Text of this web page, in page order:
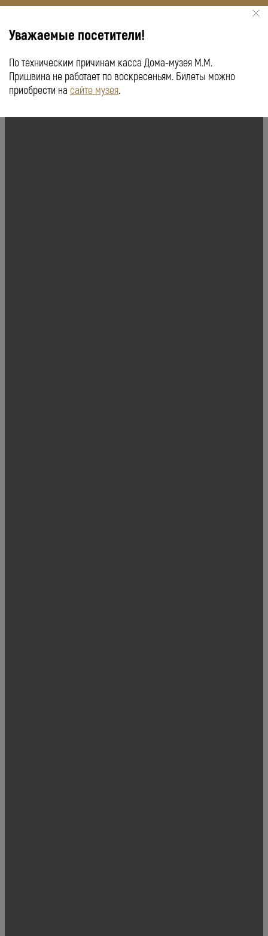
КУПИТЬ БИЛЕТ ПУШКИНСКАЯ КАРТА
Уважаемые посетители!
По техническим причинам касса Дома-музея М.М.
Пришвина не работает по воскресеньям. Билеты можно
приобрести на сайте музея.